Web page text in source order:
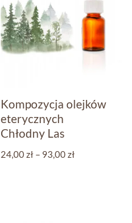
Kompozycja olejków
eterycznych
Chłodny Las
24,00zł – 93,00zł